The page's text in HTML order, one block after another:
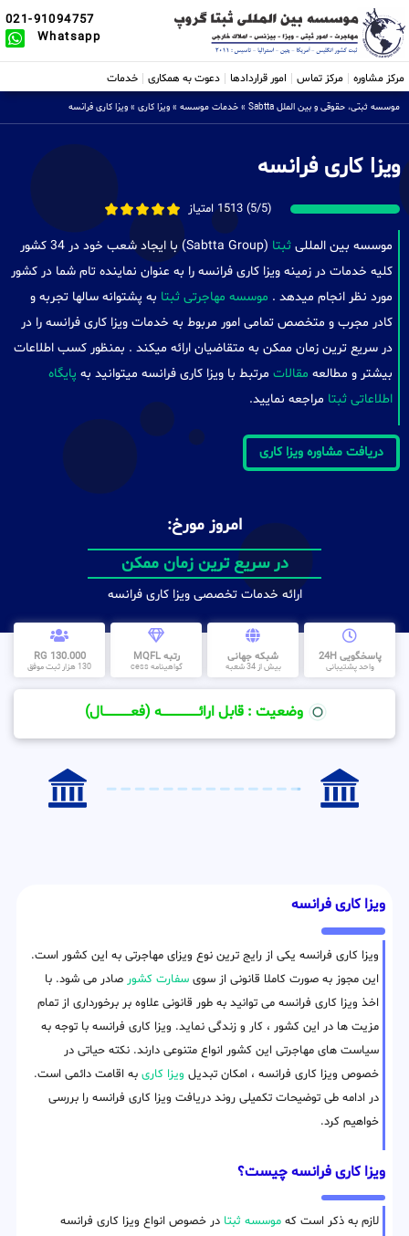
021-91094757
Whatsapp
مرکز مشاوره مرکز تماس امور قراردادها دعوت به همکاری خدمات
موسسه ثبتی، حقوقی و بین الملل Sabtta » خدمات موسسه » ویزا کاری » ویزا کاری فرانسه
ویزا کاری فرانسه
(5/5) 1513 امتیاز
موسسه بین المللی ثبتا
(Sabtta Group) با ایجاد شعب خود در 34 کشور
کلیه خدمات در زمینه ویزا کاری فرانسه را به عنوان نماینده تام شما در کشور
مورد نظر انجام میدهد . موسسه مهاجرتی ثبتا به پشتوانه سالها تجربه و
کادر مجرب و متخصص تمامی امور مربوط به خدمات ویزا کاری فرانسه را در
در سریع ترین زمان ممکن به متقاضیان ارائه میکند . بمنظور کسب اطلاعات
بیشتر و مطالعه مقالات مرتبط با ویزا کاری فرانسه میتوانید به پایگاه
اطلاعاتی ثبتا مراجعه نمایید.
دریافت مشاوره ویزا کاری
امروز مورخ:
در سریع ترین زمان ممکن
ارائه خدمات تخصصی ویزا کاری فرانسه
پاسخگویی 24H
واحد پشتیبانی
شبکه جهانی
بیش از 34 شعبه
رتبه MQFL
گواهینامه cess
130.000 RG
130 هزار ثبت موفق
وضعیت : قابل ارائــــــــــــــــــــه (فعـــــــــــــــال)
ویزا کاری فرانسه
ویزا کاری فرانسه یکی از رایج ترین نوع ویزای مهاجرتی به این کشور است.
این مجوز به صورت کاملا قانونی از سوی سفارت کشور صادر می شود. با
اخذ ویزا کاری فرانسه می توانید به طور قانونی علاوه بر برخورداری از تمام
مزیت ها در این کشور ، کار و زندگی نماید. ویزا کاری فرانسه با توجه به
سیاست های مهاجرتی این کشور انواع متنوعی دارند. نکته حیاتی در
خصوص ویزا کاری فرانسه ، امکان تبدیل ویزا کاری به اقامت دائمی است.
در ادامه طی توضیحات تکمیلی روند دریافت ویزا کاری فرانسه را بررسی
خواهیم کرد.
ویزا کاری فرانسه چیست؟
لازم به ذکر است که موسسه ثبتا در خصوص انواع ویزا کاری فرانسه